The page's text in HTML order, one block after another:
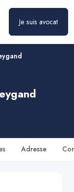
Je suis avocat
Adresse